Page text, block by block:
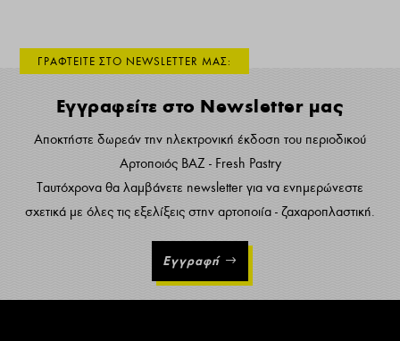
ΓΡΑΦΤΕΙΤΕ ΣΤΟ NEWSLETTER ΜΑΣ:
Εγγραφείτε στο Newsletter μας
Αποκτήστε δωρεάν την ηλεκτρονική έκδοση του περιοδικού
Αρτοποιός ΒΑΖ - Fresh Pastry
Ταυτόχρονα θα λαμβάνετε newsletter για να ενημερώνεστε
σχετικά με όλες τις εξελίξεις στην αρτοποιία - ζαχαροπλαστική.
Εγγραφή